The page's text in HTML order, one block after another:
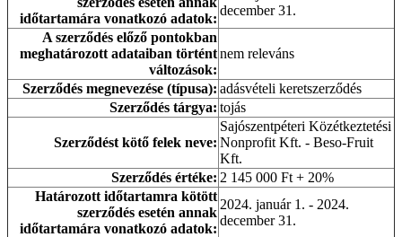
időtartamára vonatkozó adatok:
december 31.
A szerződés előző pontokban
meghatározott adataiban történt
változások:
nem releváns
Szerződés megnevezése (típusa): adásvételi keretszerződés
Szerződés tárgya: tojás
Szerződést kötő felek neve:
Sajószentpéteri Közétkeztetési
Nonprofit Kft. - Beso-Fruit
Kft.
Szerződés értéke: 2 145 000 Ft + 20%
Határozott időtartamra kötött
szerződés esetén annak
időtartamára vonatkozó adatok:
2024. január 1. - 2024.
december 31.